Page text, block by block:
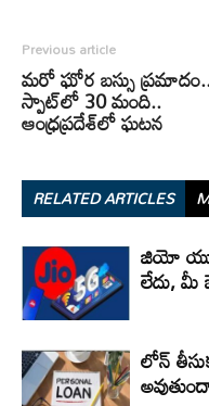
Previous article
మరో ఘోర బస్సు
స్పాట్‌లో 30 మంది..
ఆంధ్రప్రదేశ్‌లో ఘటన
RELATED ARTICLES
జియో
లేదు, మీ
లోన్